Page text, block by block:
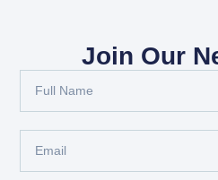
Join Our